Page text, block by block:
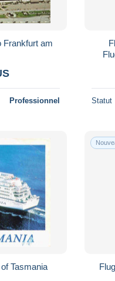
Frankfurt am
Professionnel Statut
Tasmania